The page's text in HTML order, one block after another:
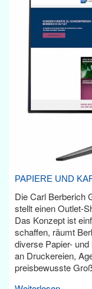
PAPIERE UND
Die Carl Berberich
stellt einen Outlet-
Das Konzept ist
schaffen, räumt
diverse Papier-
an Druckereien,
preisbewusste